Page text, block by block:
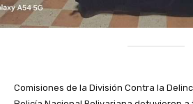
Comisiones de la División Contra la